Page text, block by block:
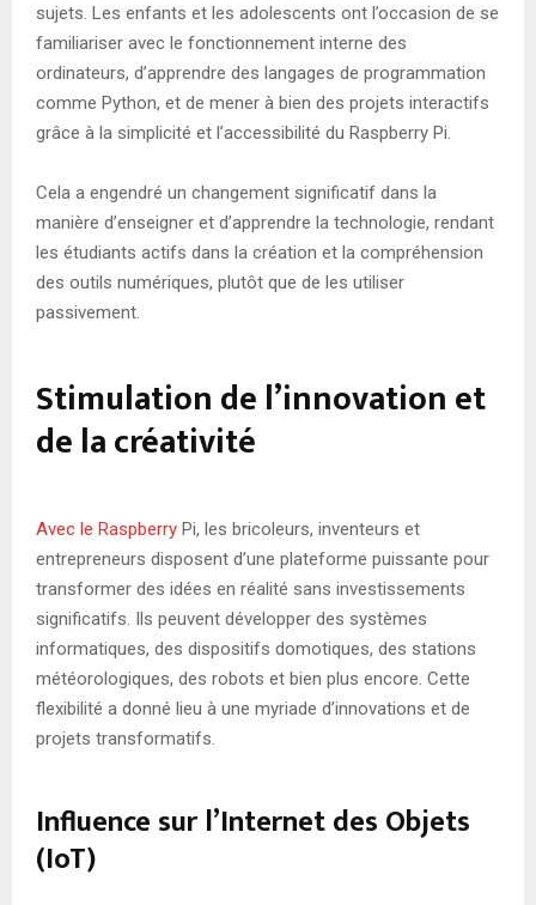
sujets. Les enfants et les adolescents ont l’occasion de se
familiariser avec le fonctionnement interne des
ordinateurs, d’apprendre des langages de programmation
comme Python, et de mener à bien des projets interactifs
grâce à la simplicité et l’accessibilité du Raspberry Pi.
Cela a engendré un changement significatif dans la
manière d’enseigner et d’apprendre la technologie, rendant
les étudiants actifs dans la création et la compréhension
des outils numériques, plutôt que de les utiliser
passivement.
Stimulation de l’innovation et
de la créativité
Avec le Raspberry Pi, les bricoleurs, inventeurs et
entrepreneurs disposent d’une plateforme puissante pour
transformer des idées en réalité sans investissements
significatifs. Ils peuvent développer des systèmes
informatiques, des dispositifs domotiques, des stations
météorologiques, des robots et bien plus encore. Cette
flexibilité a donné lieu à une myriade d’innovations et de
projets transformatifs.
Influence sur l’Internet des Objets
(IoT)